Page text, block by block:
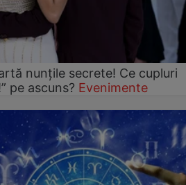
nunțile secrete! Ce cupluri
pe ascuns? Evenimente